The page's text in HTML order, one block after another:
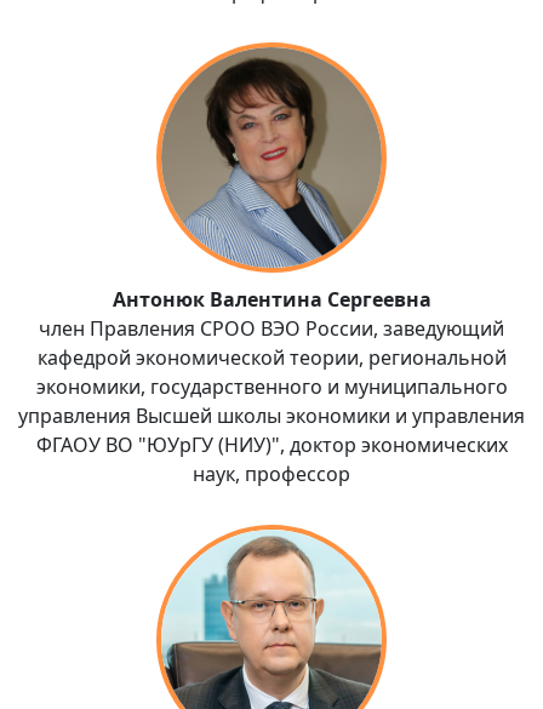
Антонюк Валентина Сергеевна
член Правления СРОО ВЭО России, заведующий
кафедрой экономической теории, региональной
экономики, государственного и муниципального
управления Высшей школы экономики и управления
ФГАОУ ВО "ЮУрГУ (НИУ)", доктор экономических
наук, профессор